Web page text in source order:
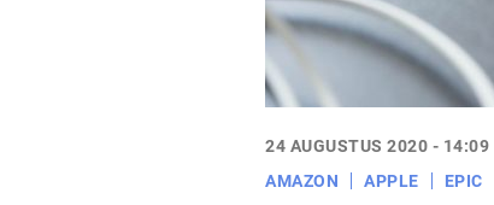
24 AUGUSTUS 2020 - 14:09
AMAZON
APPLE EPIC